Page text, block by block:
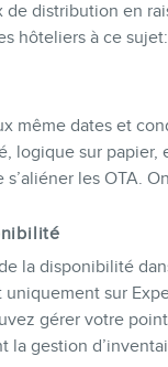
de distribution en
hôteliers à ce sujet:
même dates et
logique sur papier,
s’aliéner les OTA.
la disponibilité
sur
gérer votre
la gestion